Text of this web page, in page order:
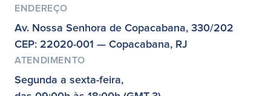
ENDEREÇO
Av. Nossa Senhora de Copacabana, 330/202
CEP: 22020-001 — Copacabana, RJ
ATENDIMENTO
Segunda a sexta-feira,